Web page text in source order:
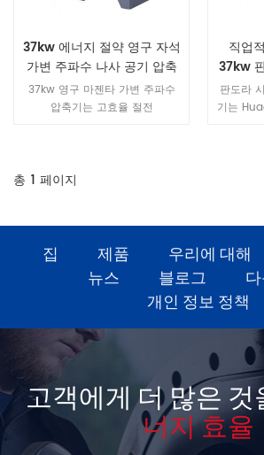
37kw 에너지 절약 영구 자석
가변 주파수 나사 공기 압축
기
37kw 영구 마젠타 가변 주파수
압축기는 고효율 절전
기 운전을 실현합니다.
직업
37kw
판도라
기는
총 1 페이지
집 제품 우리에 대해
뉴스
블로그
개인 정보 정책
고객에게 더 많은 것
너지 효율